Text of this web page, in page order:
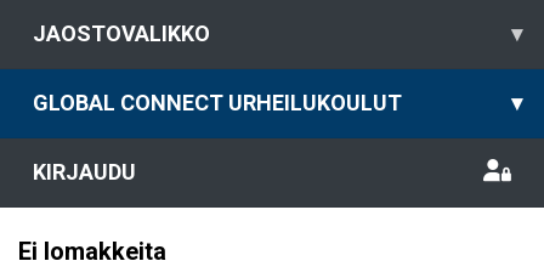
JAOSTOVALIKKO ▾
GLOBAL CONNECT URHEILUKOULUT ▾
KIRJAUDU
Ei lomakkeita